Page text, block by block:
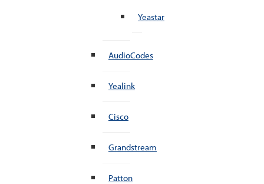
Yeastar
AudioCodes
Yealink
Cisco
Grandstream
Patton